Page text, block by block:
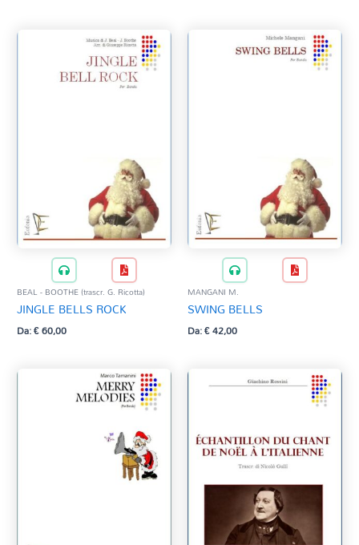
Kennicott Davis K. (trascr. D. Donazzolo)
MANGANI M.
MENDELSSHON F. (trascr. M. Mangani)
PEDRAZZINI D.
TRADIZIONALE (Trascr. M. Mangani)
BEAL - BOOTHE (trascr. G. Ricotta)
JINGLE BELLS ROCK
Da:€60,00
MANGANI M.
SWING BELLS
Da:€42,00